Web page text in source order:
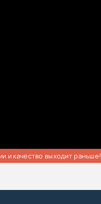
и качество выходит раньше!